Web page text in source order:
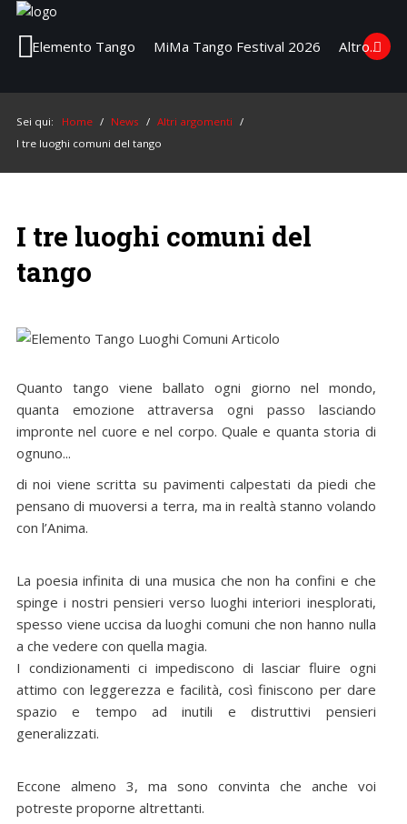
Elemento
MiMa
Altro..
Cercanel Sito
Elemento Tango MiMa Tango Festival 2026 Altro..
Sei qui: Home / News / Altri argomenti /
I tre luoghi comuni del tango
I tre luoghi comuni del
tango
Quanto tango viene ballato ogni giorno nel mondo,
quanta emozione attraversa ogni passo lasciando
impronte nel cuore e nel corpo. Quale e quanta storia di
ognuno...
di noi viene scritta su pavimenti calpestati da piedi che
pensano di muoversi a terra, ma in realtà stanno volando
con l’Anima.
La poesia infinita di una musica che non ha confini e che
spinge i nostri pensieri verso luoghi interiori inesplorati,
spesso viene uccisa da luoghi comuni che non hanno nulla
a che vedere con quella magia.
I condizionamenti ci impediscono di lasciar fluire ogni
attimo con leggerezza e facilità, così finiscono per dare
spazio e tempo ad inutili e distruttivi pensieri
generalizzati.
Eccone almeno 3, ma sono convinta che anche voi
potreste proporne altrettanti.